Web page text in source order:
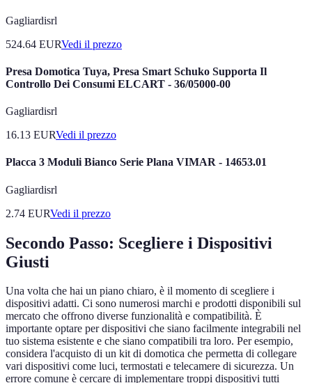
Gagliardisrl
524.64 EURVedi il prezzo
Presa Domotica Tuya, Presa Smart Schuko Supporta Il
Controllo Dei Consumi ELCART - 36/05000-00
Gagliardisrl
16.13 EURVedi il prezzo
Placca 3 Moduli Bianco Serie Plana VIMAR - 14653.01
Gagliardisrl
2.74 EURVedi il prezzo
Secondo Passo: Scegliere i Dispositivi
Giusti
Una volta che hai un piano chiaro, è il momento di scegliere i
dispositivi adatti. Ci sono numerosi marchi e prodotti disponibili sul
mercato che offrono diverse funzionalità e compatibilità. È
importante optare per dispositivi che siano facilmente integrabili nel
tuo sistema esistente e che siano compatibili tra loro. Per esempio,
considera l'acquisto di un kit di domotica che permetta di collegare
vari dispositivi come luci, termostati e telecamere di sicurezza. Un
errore comune è cercare di implementare troppi dispositivi tutti